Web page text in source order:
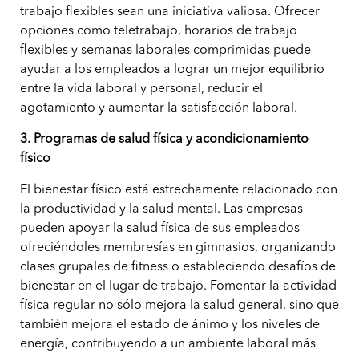
trabajo flexibles sean una iniciativa valiosa. Ofrecer
opciones como teletrabajo, horarios de trabajo
flexibles y semanas laborales comprimidas puede
ayudar a los empleados a lograr un mejor equilibrio
entre la vida laboral y personal, reducir el
agotamiento y aumentar la satisfacción laboral.
3. Programas de salud física y acondicionamiento
físico
El bienestar físico está estrechamente relacionado con
la productividad y la salud mental. Las empresas
pueden apoyar la salud física de sus empleados
ofreciéndoles membresías en gimnasios, organizando
clases grupales de fitness o estableciendo desafíos de
bienestar en el lugar de trabajo. Fomentar la actividad
física regular no sólo mejora la salud general, sino que
también mejora el estado de ánimo y los niveles de
energía, contribuyendo a un ambiente laboral más